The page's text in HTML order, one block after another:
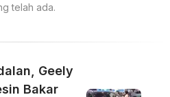
telah ada.
Geely
Bakar